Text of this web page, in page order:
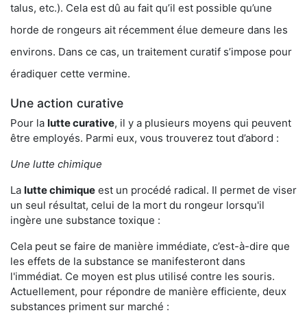
talus, etc.). Cela est dû au fait qu’il est possible qu’une
horde de rongeurs ait récemment élue demeure dans les
environs. Dans ce cas, un traitement curatif s’impose pour
éradiquer cette vermine.
Une action curative
Pour la lutte curative, il y a plusieurs moyens qui peuvent
être employés. Parmi eux, vous trouverez tout d’abord :
Une lutte chimique
La lutte chimique est un procédé radical. Il permet de viser
un seul résultat, celui de la mort du rongeur lorsqu'il
ingère une substance toxique :
Cela peut se faire de manière immédiate, c’est-à-dire que
les effets de la substance se manifesteront dans
l'immédiat. Ce moyen est plus utilisé contre les souris.
Actuellement, pour répondre de manière efficiente, deux
substances priment sur marché :